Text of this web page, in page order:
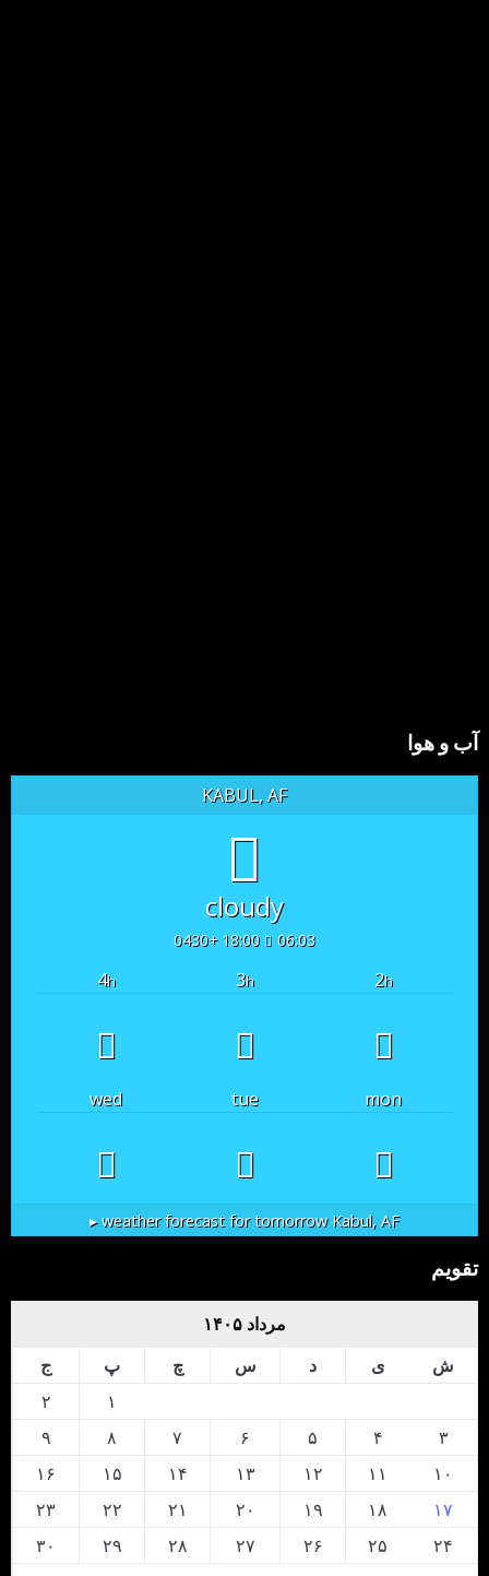
آب و هوا
KABUL, AF
cloudy
06:03
18:00 +0430
2h
3h
4h
mon
tue
wed
Kabul, AF
weather forecast for tomorrow ▸
تقویم
مرداد ۱۴۰۵
ش
ی د س چ پ
ج
۱
۲
۳
۴ ۵ ۶ ۷ ۸
۹
۱۰
۱۱ ۱۲ ۱۳ ۱۴ ۱۵
۱۶
۱۷
۱۸ ۱۹ ۲۰ ۲۱ ۲۲
۲۳
۲۴
۲۵ ۲۶ ۲۷ ۲۸ ۲۹
۳۰